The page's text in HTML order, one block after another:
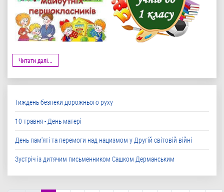
Деталі
Читати далі...
Тиждень безпеки дорожнього руху
10 травня - День матері
День пам'яті та перемоги над нацизмом у Другій світовій війні
Зустріч із дитячим письменником Сашком Дерманським